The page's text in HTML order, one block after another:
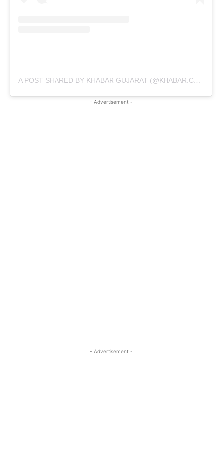
A POST SHARED BY KHABAR GUJARAT (@KHABAR.COMMUNICATION)
- Advertisement -
- Advertisement -